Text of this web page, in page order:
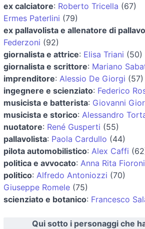
ex calciatore: Roberto Tricella (67)
Ermes Paterlini (79)
ex pallavolista e allenatore di
Federzoni (92)
giornalista e attrice: Elisa Triani (50)
giornalista e scrittore: Mariano
imprenditore: Alessio De Giorgi (57)
ingegnere e scienziato: Federico
musicista e batterista: Giovanni
musicista e storico: Alessandro
nuotatore: René Gusperti (55)
pallavolista: Paola Cardullo (44)
pilota automobilistico: Alex Caffi
politica e avvocato: Anna Rita Fioroni
politico: Alfredo Antoniozzi (70)
Giuseppe Romele (75)
scienziato e botanico: Francesco
Qui sotto i personaggi che